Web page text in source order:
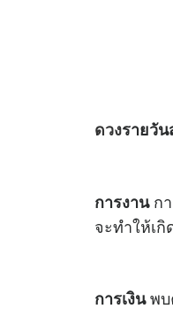
ดวงรายวั
การงานกา
จะทำให้เ
การเงินพบ